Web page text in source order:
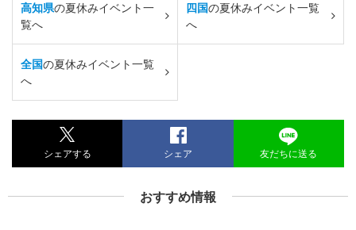
高知県の夏休みイベント一
覧へ
四国の夏休みイベント一覧
へ
全国の夏休みイベント一覧
へ
シェアする シェア 友だちに送る
おすすめ情報